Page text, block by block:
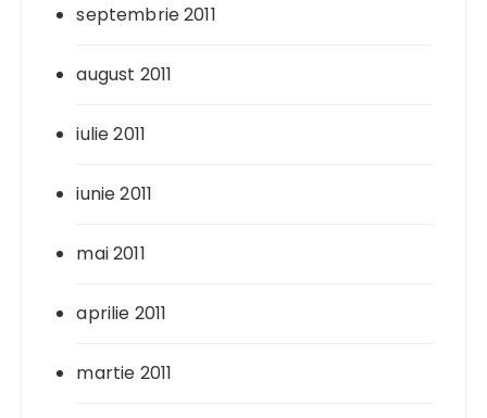
septembrie 2011
august 2011
iulie 2011
iunie 2011
mai 2011
aprilie 2011
martie 2011